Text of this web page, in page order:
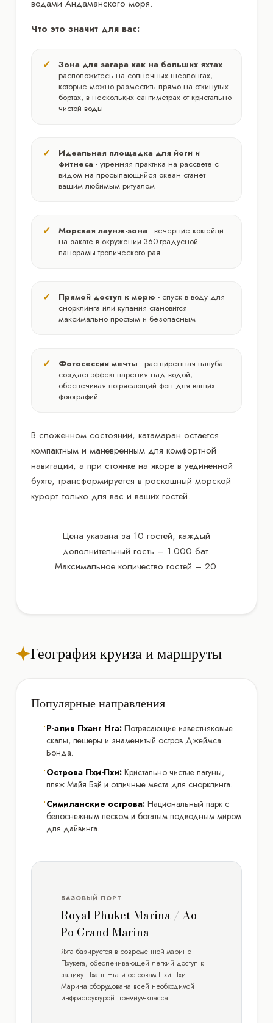
водами Андаманского моря.
Что это значит для вас:
Зона для загара как на больших яхтах -
расположитесь на солнечных шезлонгах,
которые можно разместить прямо на откинутых
бортах, в нескольких сантиметрах от кристально
чистой воды
Идеальная площадка для йоги и
фитнеса - утренняя практика на рассвете с
видом на просыпающийся океан станет
вашим любимым ритуалом
Морская лаунж-зона - вечерние коктейли
на закате в окружении 360-градусной
панорамы тропического рая
Прямой доступ к морю - спуск в воду для
снорклинга или купания становится
максимально простым и безопасным
Фотосессии мечты - расширенная палуба
создает эффект парения над водой,
обеспечивая потрясающий фон для ваших
фотографий
В сложенном состоянии, катамаран остается
компактным и маневренным для комфортной
навигации, а при стоянке на якоре в уединенной
бухте, трансформируется в роскошный морской
курорт только для вас и ваших гостей.
Цена указана за 10 гостей, каждый
дополнительный гость – 1.000 бат.
Максимальное количество гостей – 20.
География круиза и маршруты
Популярные направления
•Р-алив Пханг Нга: Потрясающие известняковые
скалы, пещеры и знаменитый остров Джеймса
Бонда.
•Острова Пхи-Пхи: Кристально чистые лагуны,
пляж Майя Бэй и отличные места для снорклинга.
•Симиланские острова: Национальный парк с
белоснежным песком и богатым подводным миром
для дайвинга.
БАЗОВЫЙ ПОРТ
Royal Phuket Marina / Ao
Po Grand Marina
Яхта базируется в современной марине
Пхукета, обеспечивающей легкий доступ к
заливу Пханг Нга и островам Пхи-Пхи.
Марина оборудована всей необходимой
инфраструктурой премиум-класса.